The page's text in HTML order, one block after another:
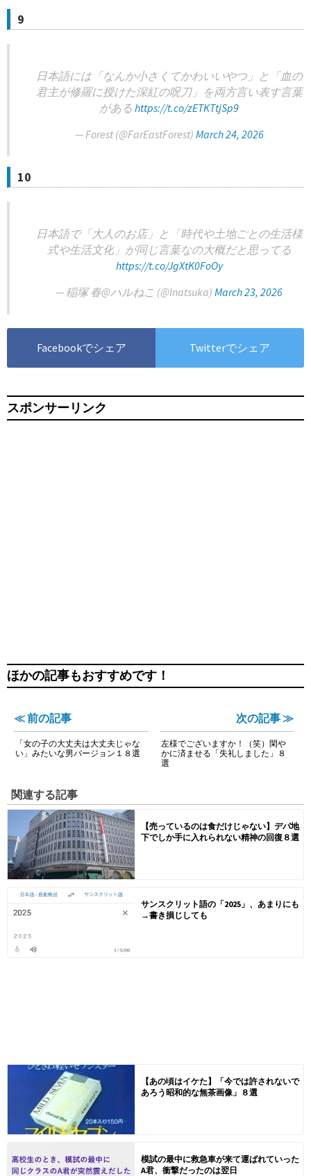
9
日本語には「なんか小さくてかわいいやつ」と「血の
君主が修羅に授けた深紅の呪刀」を両方言い表す言葉
がある https://t.co/zETKTtjSp9
— Forest (@FarEastForest) March 24, 2026
10
日本語で「大人のお店」と「時代や土地ごとの生活様
式や生活文化」が同じ言葉なの大概だと思ってる
https://t.co/JgXtK0FoOy
— 稲塚 春@ハルねこ (@Inatsuka) March 23, 2026
Facebookでシェア Twitterでシェア
スポンサーリンク
ほかの記事もおすすめです！
≪ 前の記事
「女の子の大丈夫は大丈夫じゃな
い」みたいな男バージョン１８選
次の記事 ≫
左様でございますか！（笑）閑や
かに済ませる「失礼しました」８
選
関連する記事
【売っているのは食だけじゃない】デパ地
下でしか手に入れられない精神の回復８選
サンスクリット語の「2025」、あまりにも
→書き損じしても
【あの頃はイケた】「今では許されないで
あろう昭和的な無茶画像」８選
模試の最中に救急車が来て運ばれていった
A君、衝撃だったのは翌日